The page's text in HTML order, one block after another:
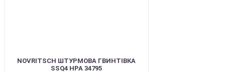
NOVRITSCH ШТУРМОВА ГВИНТІВКА
SSQ4 HPA 34795